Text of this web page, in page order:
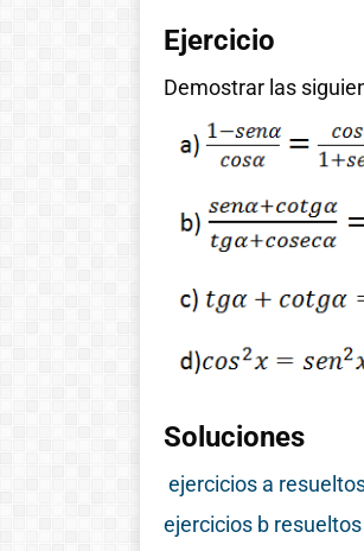
Ejercicio
Demostrar las
Soluciones
ejercicios a
ejercicios b resueltos